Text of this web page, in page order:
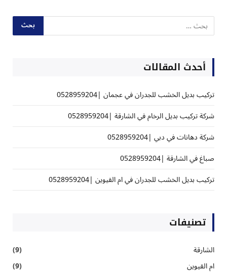
أحدث المقالات
تركيب بديل الخشب للجدران في عجمان |0528959204
شركة تركيب بديل الرخام في الشارقة |0528959204
شركة دهانات في دبي |0528959204
صباغ في الشارقة |0528959204
تركيب بديل الخشب للجدران في ام القيوين |0528959204
تصنيفات
الشارقة
(9)
ام القيوين
(9)